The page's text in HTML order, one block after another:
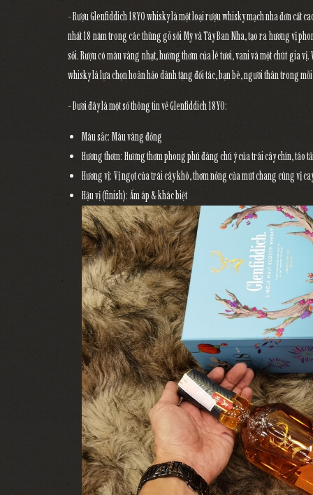
- Rượu Glenfiddich 18YO whisky là một loại rượu whisky mạch nha đơn cất
nhất 18 năm trong các thùng gỗ sồi Mỹ và Tây Ban Nha, tạo ra hương vị
sồi. Rượu có màu vàng nhạt, hương thơm của lê tươi, vani và một chút gia
whisky là lựa chọn hoàn hảo dành tặng đối tác, bạn bè, người thân trong
- Dưới đây là một số thông tin về Glenfiddich 18YO:
Màu sắc: Màu vàng đồng
Hương thơm: Hương thơm phong phú đáng chú ý của trái cây chín, táo
Hương vị: Vị ngọt của trái cây khô, thơm nồng của mứt chang cùng vị
Hậu vị (finish): Ấm áp & khác biệt